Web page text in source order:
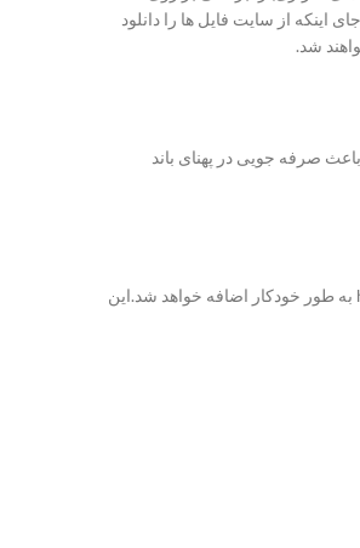
اینکه از سایت فایل ها را دانلود
شد.
صرفه جویی در پهنای باند
نصب و فعال سازی افزونه را ابتدا انجام دهید. افزونه را میتوانید از لینک پایین همین مطلب دریافت کنید.تنظیماتی برای افزونه انجام نخواهید داد و فقط کدهایی به فایل htaccess به طور خودکار اضافه خواهد شد.این